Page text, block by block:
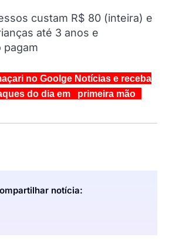
custam R$ 80 (inteira) e
até 3 anos e
pagam
no Goolge Notícias e receba
do dia em primeira mão
notícia: